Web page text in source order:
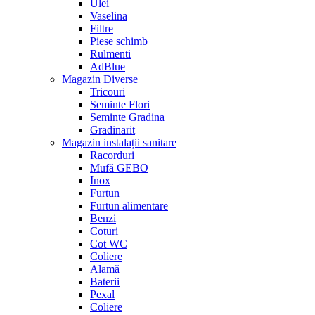
Ulei
Vaselina
Filtre
Piese schimb
Rulmenti
AdBlue
Magazin Diverse
Tricouri
Seminte Flori
Seminte Gradina
Gradinarit
Magazin instalații sanitare
Racorduri
Mufă GEBO
Inox
Furtun
Furtun alimentare
Benzi
Coturi
Cot WC
Coliere
Alamă
Baterii
Pexal
Coliere